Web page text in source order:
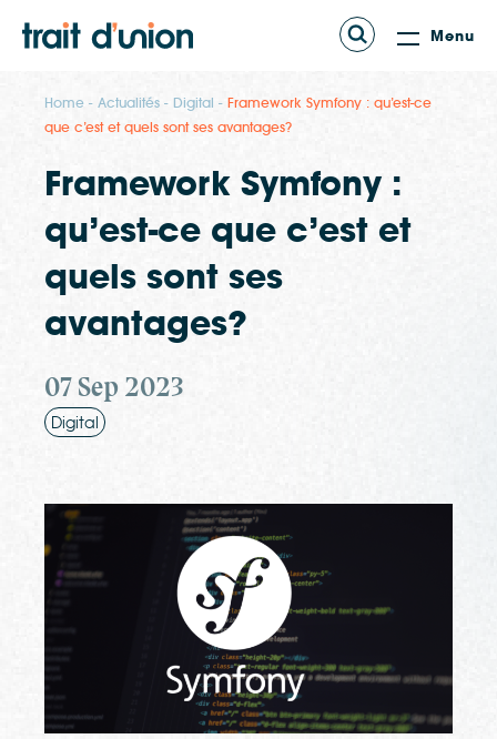
Menu
Home Actualités Digital
Framework Symfony : qu’est-ce
que c’est et quels sont ses avantages?
Framework Symfony :
qu’est-ce que c’est et
quels sont ses
avantages?
07 Sep 2023
Digital